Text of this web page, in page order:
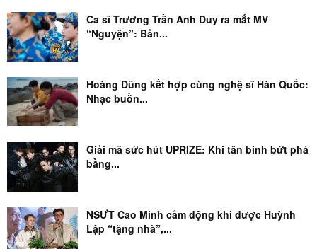
Ca sĩ Trương Trần Anh Duy ra mắt MV
“Nguyện”: Bản...
Hoàng Dũng kết hợp cùng nghệ sĩ Hàn Quốc:
Nhạc buồn...
Giải mã sức hút UPRIZE: Khi tân binh bứt phá
bằng...
NSƯT Cao Minh cảm động khi được Huỳnh
Lập “tặng nhà”,...